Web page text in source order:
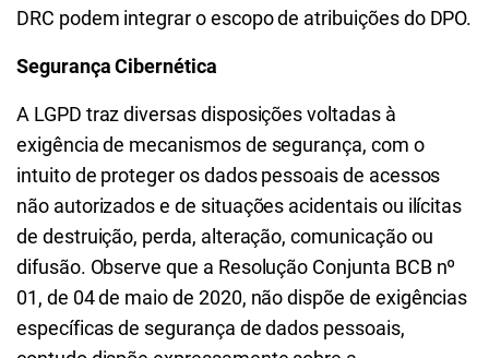
DRC podem integrar o escopo de atribuições do DPO.
Segurança Cibernética
A LGPD traz diversas disposições voltadas à
exigência de mecanismos de segurança, com o
intuito de proteger os dados pessoais de acessos
não autorizados e de situações acidentais ou ilícitas
de destruição, perda, alteração, comunicação ou
difusão. Observe que a Resolução Conjunta BCB nº
01, de 04 de maio de 2020, não dispõe de exigências
específicas de segurança de dados pessoais,